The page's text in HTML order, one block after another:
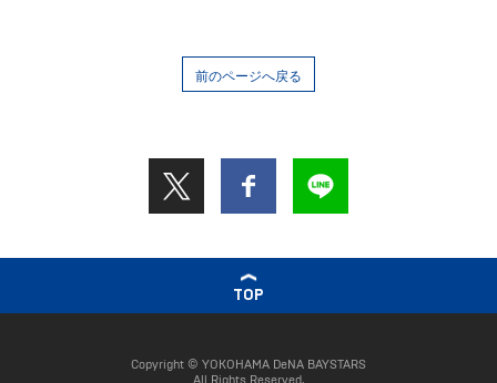
前のページへ戻る
TOP
Copyright © YOKOHAMA DeNA BAYSTARS
All Rights Reserved.